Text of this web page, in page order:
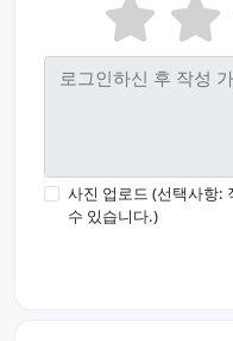
사진 업로드 (선택사항:
수 있습니다.)